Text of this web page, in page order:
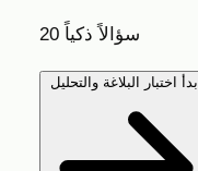
20 سؤالاً ذكياً
ابدأ اختبار البلاغة والتحليل